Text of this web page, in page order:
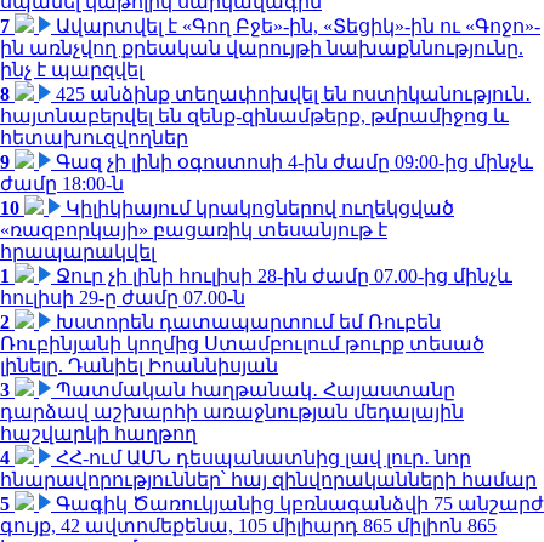
7
Ավարտվել է «Գող Բջե»-ին, «Տեցիկ»-ին ու «Գոջո»-
ին առնչվող քրեական վարույթի նախաքննությունը.
ինչ է պարզվել
8
425 անձինք տեղափոխվել են ոստիկանություն․
հայտնաբերվել են զենք-զինամթերք, թմրամիջոց և
հետախուզվողներ
9
Գազ չի լինի օգոստոսի 4-ին ժամը 09:00-ից մինչև
ժամը 18:00-ն
10
Կիլիկիայում կրակոցներով ուղեկցված
«ռազբորկայի» բացառիկ տեսանյութ է
հրապարակվել
1
Ջուր չի լինի հուլիսի 28-ին ժամը 07.00-ից մինչև
հուլիսի 29-ը ժամը 07.00-ն
2
Խստորեն դատապարտում եմ Ռուբեն
Ռուբինյանի կողմից Ստամբուլում թուրք տեսած
լինելը. Դանիել Իոաննիսյան
3
Պատմական հաղթանակ․ Հայաստանը
դարձավ աշխարհի առաջնության մեդալային
հաշվարկի հաղթող
4
ՀՀ-ում ԱՄՆ դեսպանատնից լավ լուր․ նոր
հնարավորություններ՝ հայ զինվորականների համար
5
Գագիկ Ծառուկյանից կբռնագանձվի 75 անշարժ
գույք, 42 ավտոմեքենա, 105 միլիարդ 865 միլիոն 865